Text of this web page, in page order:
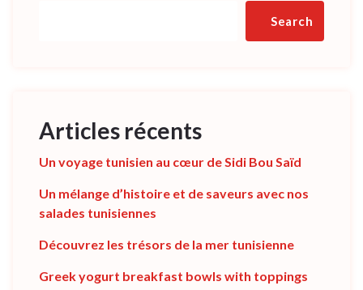
Search
Articles récents
Un voyage tunisien au cœur de Sidi Bou Saïd
Un mélange d’histoire et de saveurs avec nos
salades tunisiennes
Découvrez les trésors de la mer tunisienne
Greek yogurt breakfast bowls with toppings